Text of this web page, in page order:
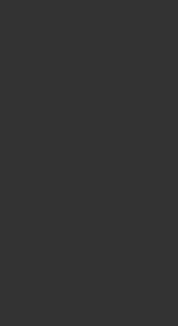
ールトップハンドルバッグ